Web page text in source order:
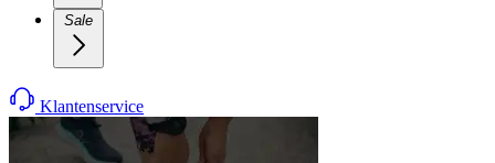
Sale
Klantenservice